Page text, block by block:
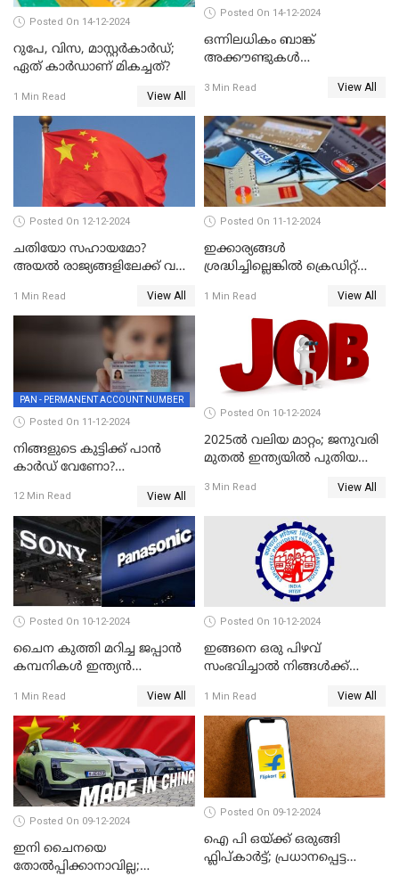
Posted On 14-12-2024
റുപേ, വിസ, മാസ്റ്റർകാർഡ്;
ഏത് കാർഡാണ് മികച്ചത്?
1 Min Read View All
Posted On 14-12-2024
ഒന്നിലധികം ബാങ്ക്
അക്കൗണ്ടുകൾ
ബി ഐ പറയുന്നത് എന്താണ്?
3 Min Read View All
Posted On 12-12-2024
ചതിയോ സഹായമോ?
അയൽ രാജ്യങ്ങളിലേക്ക് വൻ
ചൈന
1 Min Read View All
Posted On 11-12-2024
ഇക്കാര്യങ്ങൾ
ശ്രദ്ധിച്ചില്ലെങ്കിൽ ക്രെഡിറ്റ്
1 Min Read View All
PAN - PERMANENT ACCOUNT NUMBER
Posted On 11-12-2024
നിങ്ങളുടെ കുട്ടിക്ക് പാൻ
കാർഡ് വേണോ?
എങ്ങനെയാണെന്ന് നോക്കാം
12 Min Read View All
Posted On 10-12-2024
2025ൽ വലിയ മാറ്റം; ജനുവരി
മുതൽ ഇന്ത്യയിൽ പുതിയ
3 Min Read View All
Posted On 10-12-2024
ചൈന കുത്തി മറിച്ച ജപ്പാൻ
കമ്പനികൾ ഇന്ത്യൻ
വീണ്ടും മുന്നിൽ
1 Min Read View All
Posted On 10-12-2024
ഇങ്ങനെ ഒരു പിഴവ്
സംഭവിച്ചാൽ നിങ്ങൾക്ക്
1 Min Read View All
Posted On 09-12-2024
ഇനി ചൈനയെ
തോൽപ്പിക്കാനാവില്ല;
Posted On 09-12-2024
ഐ പി ഒയ്ക്ക് ഒരുങ്ങി
ഫ്ലിപ്കാർട്ട്; പ്രധാനപ്പെട്ട